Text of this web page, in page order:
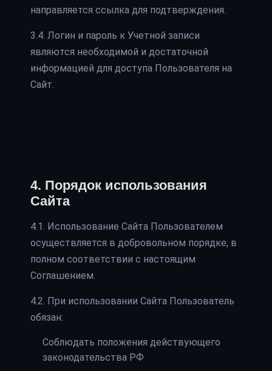
направляется ссылка для подтверждения.
3.4. Логин и пароль к Учетной записи
являются необходимой и достаточной
информацией для доступа Пользователя на
Сайт.
4. Порядок использования
Сайта
4.1. Использование Сайта Пользователем
осуществляется в добровольном порядке, в
полном соответствии с настоящим
Соглашением.
4.2. При использовании Сайта Пользователь
обязан:
Соблюдать положения действующего
законодательства РФ